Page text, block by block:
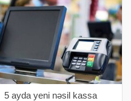
5 ayda yeni nəsil kassa